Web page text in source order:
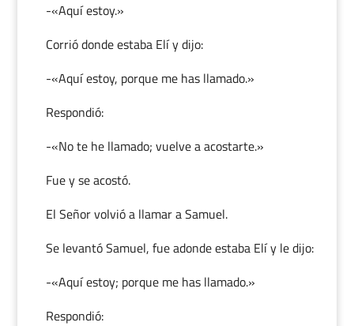
-«Aquí estoy.»
Corrió donde estaba Elí y dijo:
-«Aquí estoy, porque me has llamado.»
Respondió:
-«No te he llamado; vuelve a acostarte.»
Fue y se acostó.
El Señor volvió a llamar a Samuel.
Se levantó Samuel, fue adonde estaba Elí y le dijo:
-«Aquí estoy; porque me has llamado.»
Respondió: